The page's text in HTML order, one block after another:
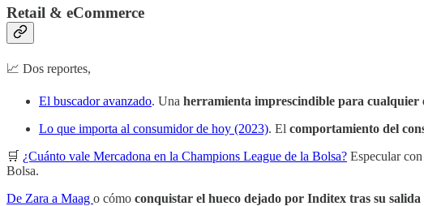
Retail & eCommerce
📈 Dos reportes,
El buscador avanzado. Una herramienta imprescindible para cualquier
Lo que importa al consumidor de hoy (2023). El comportamiento del
🛒 ¿Cuánto vale Mercadona en la Champions League de la Bolsa? Especular
Bolsa.
De Zara a Maag o cómo conquistar el hueco dejado por Inditex tras su salida